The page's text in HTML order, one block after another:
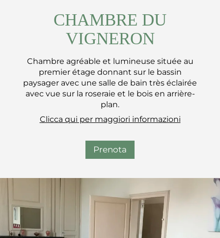
CHAMBRE DU
VIGNERON
Chambre agréable et lumineuse située au
premier étage donnant sur le bassin
paysager avec une salle de bain très éclairée
avec vue sur la roseraie et le bois en arrière-
plan.
Clicca qui per maggiori informazioni
Prenota